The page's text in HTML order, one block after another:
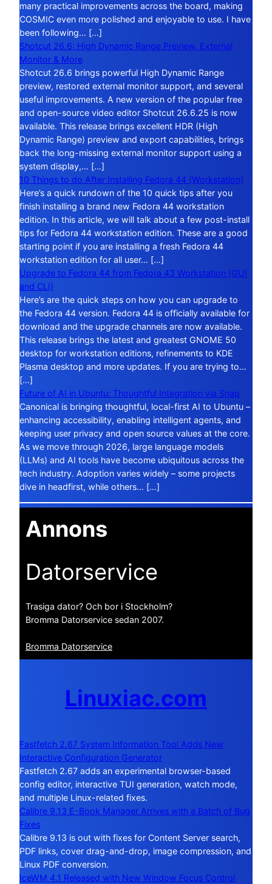
many practical improvements across the board, making
COSMIC even more polished and enjoyable to use. I have
been following… […]
Shotcut 26.6: High Dynamic Range Preview, External
Monitor & More
Shotcut 26.6 brings powerful High Dynamic Range
preview, restored external monitor support, and several
useful improvements. A new version of the popular free
and open-source video editor Shotcut 26.6.25 is now
available. This release brings excellent HDR (High
Dynamic Range) preview and export capabilities, brings
back the long-missing external monitor support using a
system display,… […]
10 Things to do After Installing Fedora 44 (Workstation)
Here’s a quick rundown of the 10 quick tips after you
finish installing a brand new Fedora 44 workstation
edition. In this article, we will talk about a few post-install
tips for Fedora 44 workstation edition. These are a good
starting point if you are installing a fresh Fedora 44
workstation edition for all user… […]
Upgrade to Fedora 44 from Fedora 43 Workstation (GUI
and CLI)
Here’s are the quick steps on how you can upgrade to
the Fedora 44 version. Fedora 44 is officially available for
download and the upgrade channels are now available.
This release brings the latest and greatest GNOME 50
desktop for workstation editions, refinements to KDE
Plasma desktop and more updates. If you are trying to…
[…]
Future of AI in Ubuntu: Thoughtful Integration via Snap
Canonical is bringing thoughtful, local-first AI to Ubuntu –
enhancing accessibility, enabling intelligent agents, and
keeping user privacy and open source values at the core.
As we move through 2026, large language models
(LLMs) and AI tools have become ubiquitous across the
tech industry. Adoption varies widely – some projects
dive in headfirst, while others… […]
Annons
Datorservice
Trasiga dator? Och bor i Stockholm?
Bromma Datorservice sedan 2007.
Bromma Datorservice
Linuxiac.com
Fastfetch 2.67 System Information Tool Adds New
Interactive Configuration Generator
Fastfetch 2.67 adds an experimental browser-based
config editor, interactive TUI generation, watch mode,
and multiple Linux-related fixes.
Calibre 9.13 E-Book Manager Arrives with a Batch of Bug
Fixes
Calibre 9.13 is out with fixes for Content Server search,
PDF links, cover drag-and-drop, image compression, and
Linux PDF conversion.
IceWM 4.1 Released with New Window Focus Control